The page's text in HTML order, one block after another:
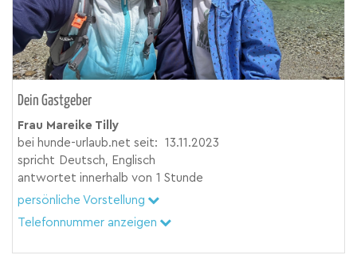
Dein Gastgeber
Frau Mareike Tilly
bei hunde-urlaub.net seit:
13.11.2023
spricht
Deutsch, Englisch
antwortet innerhalb von 1 Stunde
persönliche Vorstellung
Telefonnummer anzeigen